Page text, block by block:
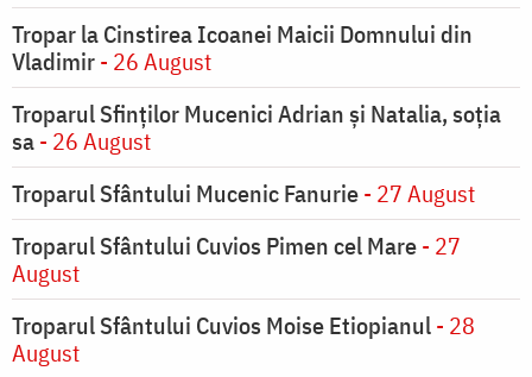
Tropar la Cinstirea Icoanei Maicii Domnului din
Vladimir- 26 August
Troparul Sfinţilor Mucenici Adrian şi Natalia, soţia
sa- 26 August
Troparul Sfântului Mucenic Fanurie- 27 August
Troparul Sfântului Cuvios Pimen cel Mare- 27
August
Troparul Sfântului Cuvios Moise Etiopianul- 28
August